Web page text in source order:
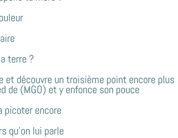
terre ?
et découvre un troisième point encore plus
de (MGO) et y enfonce son pouce
encore
qu’on lui parle